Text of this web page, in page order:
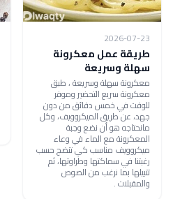
2026-07-23
طريقة عمل معكرونة
سهلة وسريعة
معكرونة سهلة وسريعة ، طبق
معكرونة سريع التحضير وموفر
للوقت في خمس دقائق من دون
جهد، عن طريق الميكروويف، وكل
مانحتاجه هو أن نضع وجبة
المعكرونة مع الماء في وعاء
ميكروويف مناسب كي تنضج حسب
رغبتنا في سماكتها وطراوتها، ثم
تتبيلها بما نرغب من الصوص
والمقبلات .